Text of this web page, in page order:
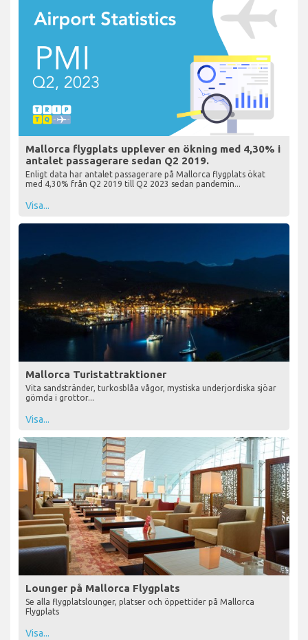
Mallorca flygplats upplever en ökning med 4,30% i
antalet passagerare sedan Q2 2019.
Enligt data har antalet passagerare på Mallorca flygplats ökat
med 4,30% från Q2 2019 till Q2 2023 sedan pandemin...
Visa...
Mallorca Turistattraktioner
Vita sandstränder, turkosblåa vågor, mystiska underjordiska sjöar
gömda i grottor...
Visa...
Lounger på Mallorca Flygplats
Se alla flygplatslounger, platser och öppettider på Mallorca
Flygplats
Visa...